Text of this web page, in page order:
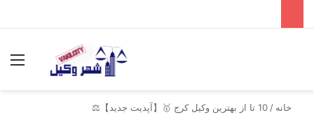
خانه / 10 تا از بهترین وکیل کرج 🥇【آپدیت جدید】⚖️